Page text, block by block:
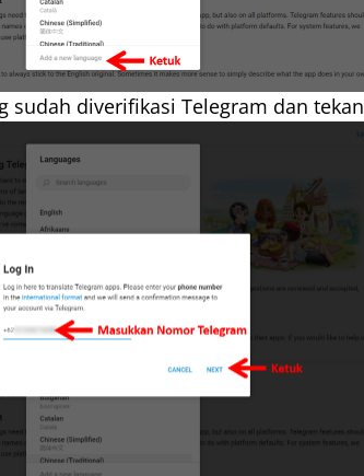
sudah diverifikasi Telegram dan tekan